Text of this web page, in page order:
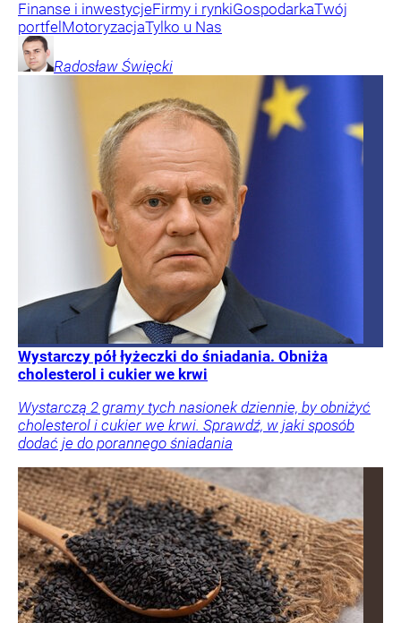
Finanse i inwestycjeFirmy i rynkiGospodarkaTwój
portfelMotoryzacjaTylko u Nas
Radosław Święcki
Wystarczy pół łyżeczki do śniadania. Obniża
cholesterol i cukier we krwi
Wystarczą 2 gramy tych nasionek dziennie, by obniżyć
cholesterol i cukier we krwi. Sprawdź, w jaki sposób
dodać je do porannego śniadania